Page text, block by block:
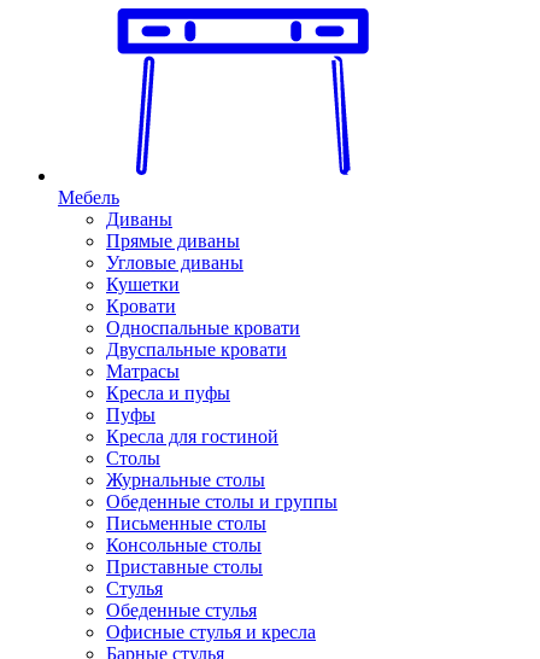
Мебель
Диваны
Прямые диваны
Угловые диваны
Кушетки
Кровати
Односпальные кровати
Двуспальные кровати
Матрасы
Кресла и пуфы
Пуфы
Кресла для гостиной
Столы
Журнальные столы
Обеденные столы и группы
Письменные столы
Консольные столы
Приставные столы
Стулья
Обеденные стулья
Офисные стулья и кресла
Барные стулья